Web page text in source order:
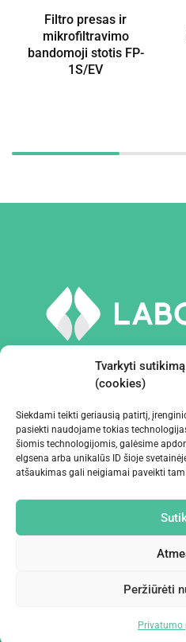
Tvarkyti
(cookies)
Siekdami teikti geriausią patirtį,
pasiekti naudojame tokias
šiomis technologijomis, galėsime
elgsena arba unikalūs ID šioje
atšaukimas gali neigiamai paveikti
Peržiūrėti
Privatumo
Filtro presas ir
mikrofiltravimo
bandomoji stotis FP-
1S/EV
PRIEMONĖS IR ĮRANGA
ĮMONĖ